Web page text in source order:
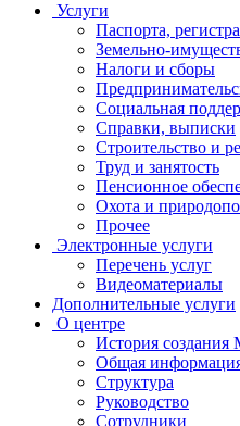
Услуги
Паспорта,
Земельно-
Налоги и сборы
Социальная
Справки, выписки
Строительство и
Труд и занятость
Пенсионное
Охота и
Прочее
Электронные услуги
Перечень услуг
Видеоматериалы
Дополнительные услуги
О центре
История
Общая
Структура
Руководство
Сотрудники